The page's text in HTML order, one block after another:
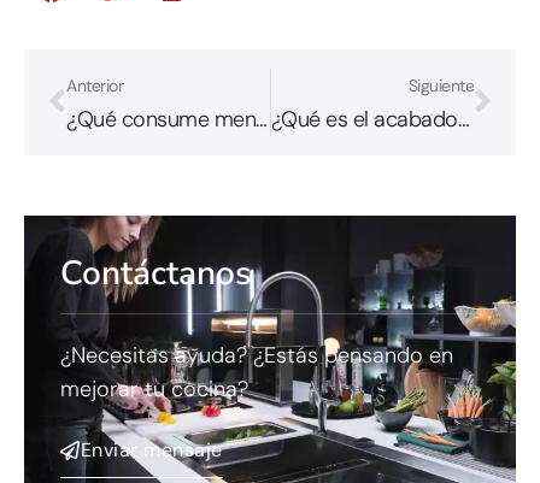
Anterior
¿Qué consume menos: la cocina de gas, vitrocerámica o inducción?
Siguiente
¿Qué es el acabado lacado y cuáles son sus beneficios?
Contáctanos
¿Necesitas ayuda? ¿Estás pensando en
mejorar tu cocina?
Enviar mensaje